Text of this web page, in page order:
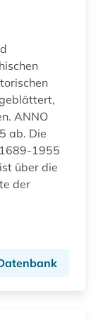
ab. Die
1955
über die
der